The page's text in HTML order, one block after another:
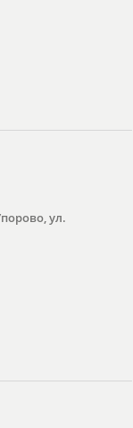
ул.